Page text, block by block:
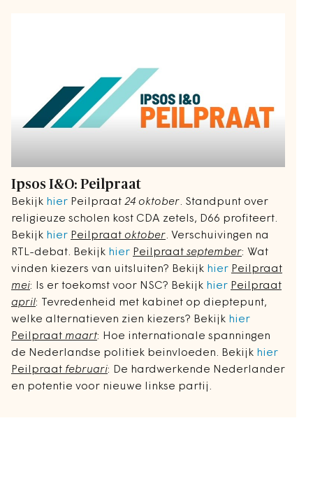
Ipsos I&O: Peilpraat
Bekijk hier Peilpraat 24 oktober. Standpunt over
religieuze scholen kost CDA zetels, D66 profiteert.
Bekijk hier Peilpraat oktober. Verschuivingen na
RTL-debat. Bekijk hier Peilpraat september: Wat
vinden kiezers van uitsluiten? Bekijk hier Peilpraat
mei: Is er toekomst voor NSC? Bekijk hier Peilpraat
april: Tevredenheid met kabinet op dieptepunt,
welke alternatieven zien kiezers? Bekijk hier
Peilpraat maart: Hoe internationale spanningen
de Nederlandse politiek beinvloeden. Bekijk hier
Peilpraat februari: De hardwerkende Nederlander
en potentie voor nieuwe linkse partij.